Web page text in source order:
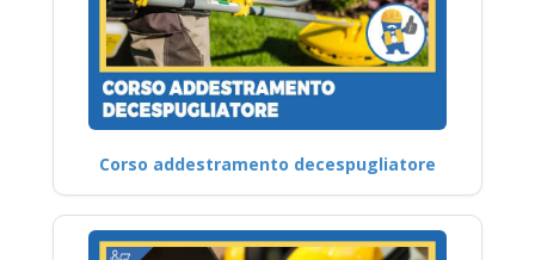
Corso addestramento decespugliatore